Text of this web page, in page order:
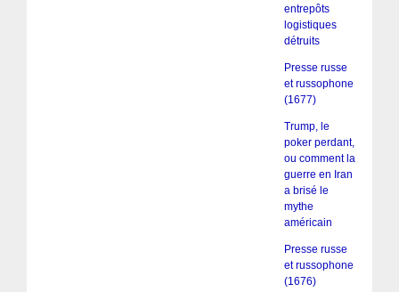
entrepôts
logistiques
détruits
Presse russe
et russophone
(1677)
Trump, le
poker perdant,
ou comment la
guerre en Iran
a brisé le
mythe
américain
Presse russe
et russophone
(1676)